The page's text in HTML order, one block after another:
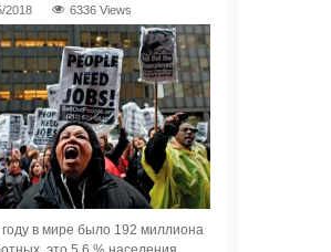
6336 Views
году в мире было 192 миллиона